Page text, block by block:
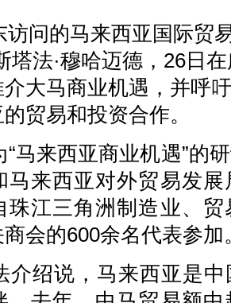
访问的马来西亚国际贸
塔法·穆哈迈德，26日
大马商业机遇，并呼
贸易和投资合作。
“马来西亚商业机遇”的
马来西亚对外贸易发
珠江三角洲制造业、
会的600余名代表参加
介绍说，马来西亚是